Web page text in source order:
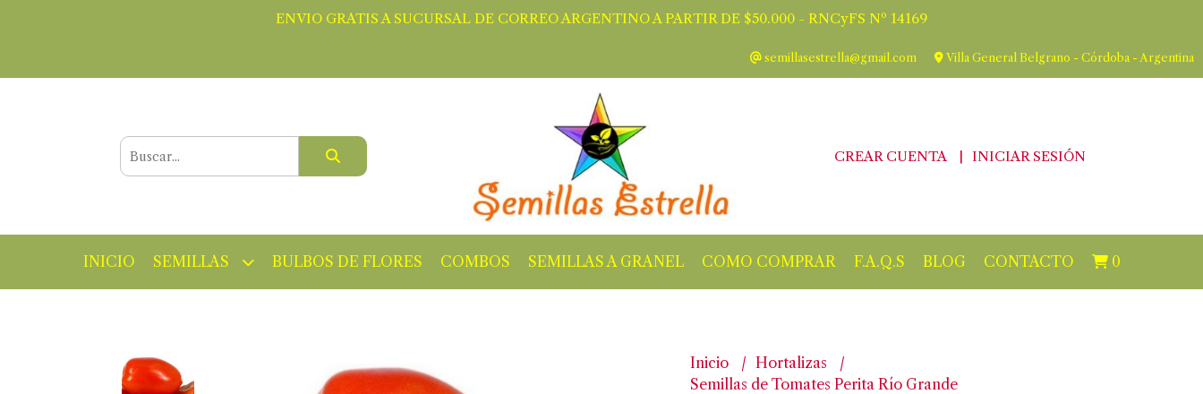
ENVIO GRATIS A SUCURSAL DE CORREO ARGENTINO A PARTIR DE $50.000 - RNCyFS Nº 14169
semillasestrella@gmail.com Villa General Belgrano - Córdoba - Argentina
CREAR CUENTA INICIAR SESIÓN
INICIO SEMILLAS BULBOS DE FLORES COMBOS SEMILLAS A GRANEL COMO COMPRAR F.A.Q.S BLOG CONTACTO 0
Inicio
Hortalizas
Semillas de Tomates Perita Río Grande